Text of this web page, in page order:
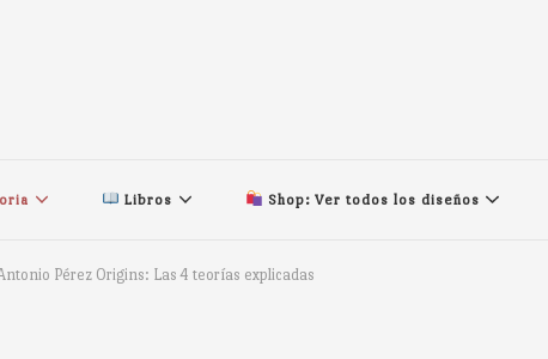
Libros Shop: Ver todos los diseños
Pérez Origins: Las 4 teorías explicadas